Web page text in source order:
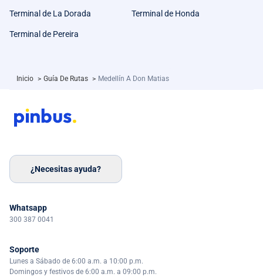
Terminal de La Dorada Terminal de Honda
Terminal de Pereira
Inicio > Guía De Rutas > Medellín A Don Matias
¿Necesitas ayuda?
Whatsapp
300 387 0041
Soporte
Lunes a Sábado de 6:00 a.m. a 10:00 p.m.
Domingos y festivos de 6:00 a.m. a 09:00 p.m.